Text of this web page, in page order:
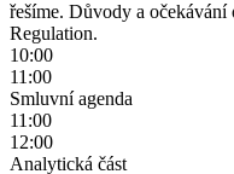
řešíme. Důvody a očekávání
Regulation.
10:00
11:00
Smluvní agenda
11:00
12:00
Analytická část